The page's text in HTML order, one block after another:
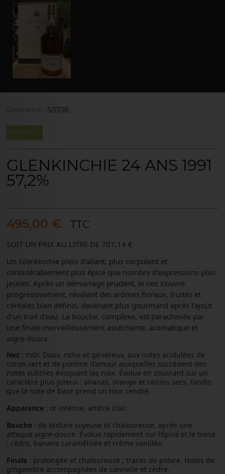
50708
EN STOCK
GLENKINCHIE 24 ANS 1991
57,2%
495,00 € TTC
SOIT UN PRIX AU LITRE DE 707,14 €
Un Glenkinchie plein d’allant, plus corpulent et
considérablement plus épicé que nombre d’expressions plus
jeunes. Après un démarrage prudent, le nez s’ouvre
progressivement, révélant des arômes floraux, fruités et
céréales bien définis, devenant plus gourmand après l’ajout
d’un trait d’eau. La bouche, complexe, est parachevée par
une finale merveilleusement asséchante, aromatique et
aigre-douce.
Nez : mûr. Doux, riche et généreux, aux notes acidulées de
citron vert et de pomme d’amour auxquelles succèdent des
notes subtiles évoquant les noix. Évolue en s’ouvrant sur un
caractère plus juteux : ananas, orange et raisins secs, tandis
que la note de base prend un tour cendré.
Apparence: or intense, ambre clair.
Bouche: de texture soyeuse et chaleureuse, après une
attaque aigre-douce. Évolue rapidement sur l’épicé et le boisé
: cèdre, banane caramélisée et crème vanillée.
Finale: prolongée et chaleureuse ; traces de poivre. Notes de
gingembre accompagnées de cannelle et cèdre.